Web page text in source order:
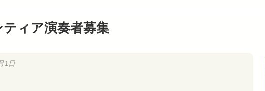
ィア演奏者募集
1日